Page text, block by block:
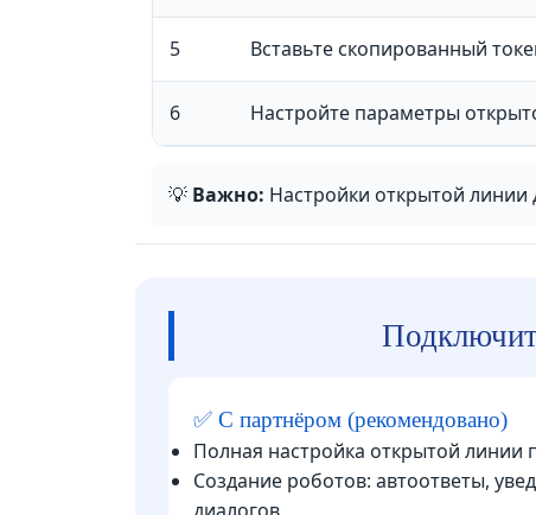
5 Вставьте скопированный
6 Настройте параметры
💡 Важно: Настройки открытой линии
✅ С партнёром (рекомендовано)
Полная настройка открытой линии
Создание роботов: автоответы,